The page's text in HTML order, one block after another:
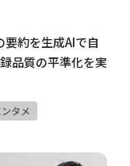
約を生成AIで自
品質の平準化を実
タメ